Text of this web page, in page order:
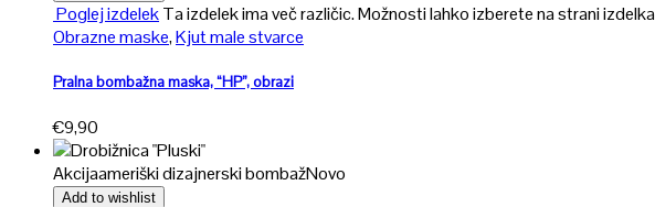
Poglej izdelekTa izdelek ima več različic. Možnosti lahko izberete na strani izdelka
Obrazne maske,Kjut male stvarce
Pralna bombažna maska, “HP”, obrazi
€9,90
Akcijaameriški dizajnerski bombažNovo
Add to wishlist